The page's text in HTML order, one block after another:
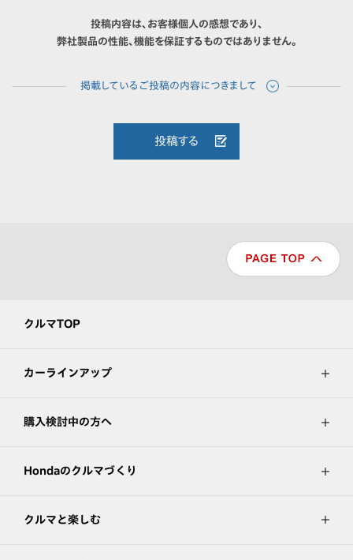
投稿内容は、お客様個人の感想であり、
弊社製品の性能、機能を保証するものではありません。
投稿する
クルマTOP
カーラインアップ
購入検討中の方へ
Hondaのクルマづくり
クルマと楽しむ